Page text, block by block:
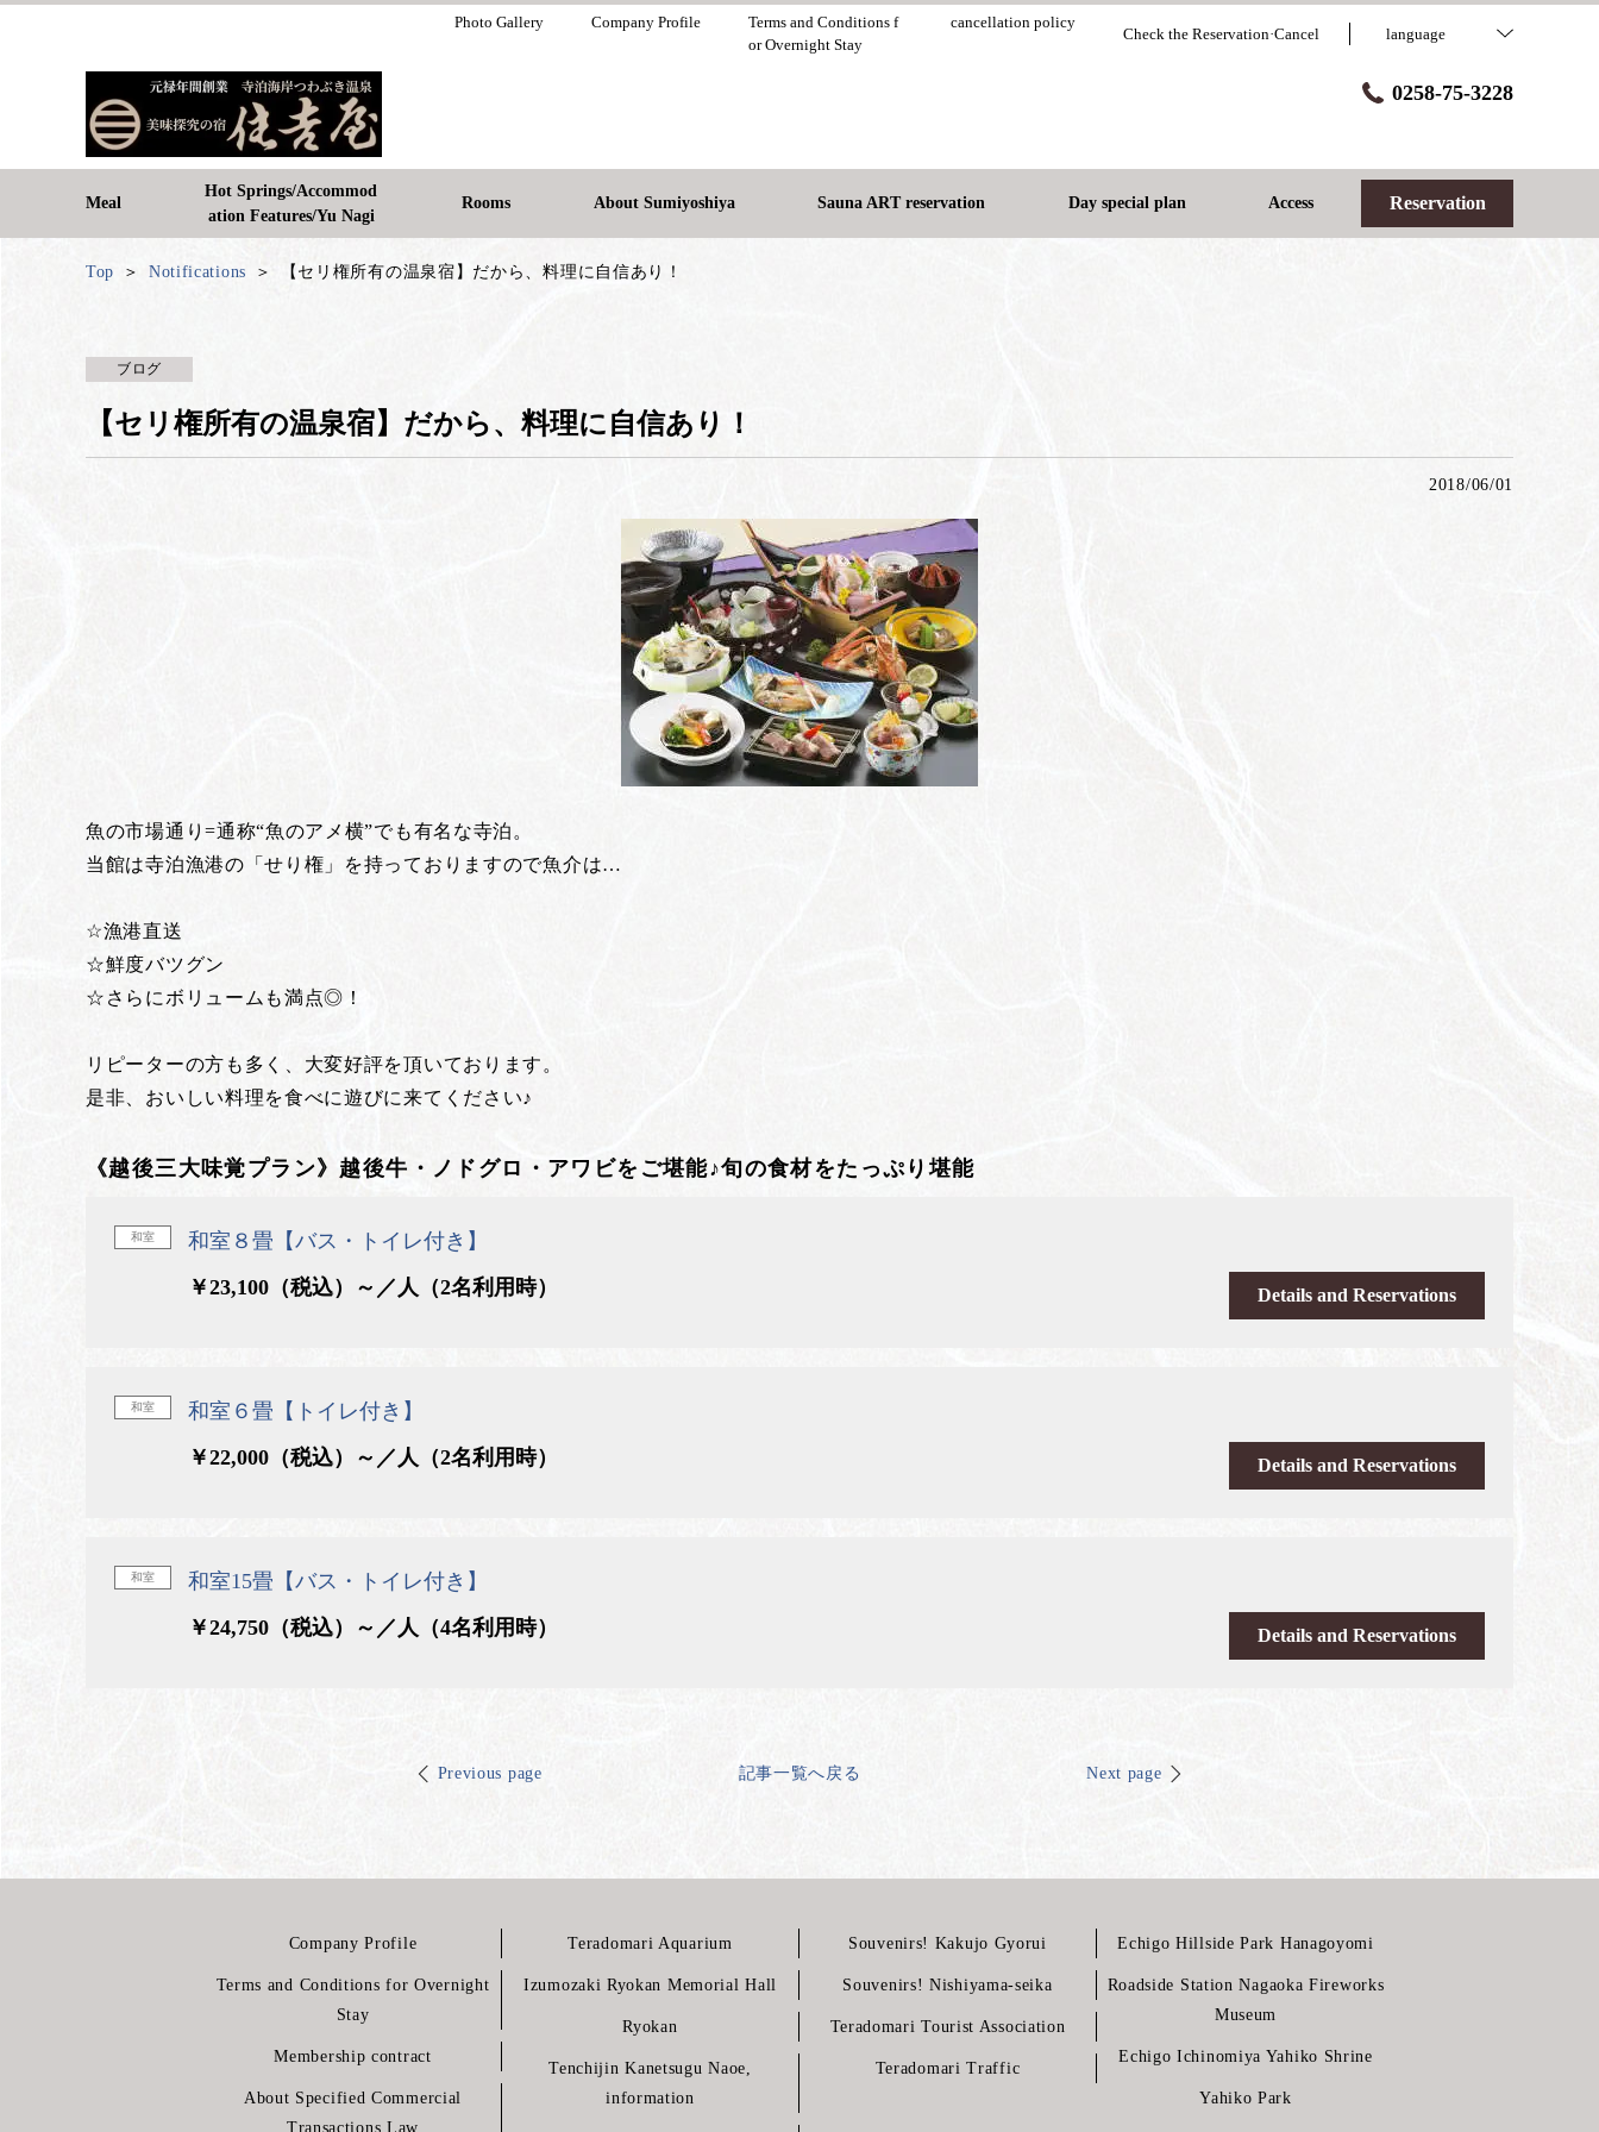
Photo Gallery Company Profile
Terms and Conditions f
or Overnight Stay
cancellation policy
Check the Reservation·Cancel language
0258-75-3228
Meal
Hot Springs/Accommod
ation Features/Yu Nagi
Rooms About Sumiyoshiya Sauna ART reservation Day special plan Access Reservation
Top Notifications 【セリ権所有の温泉宿】だから、料理に自信あり！
ブログ
【セリ権所有の温泉宿】だから、料理に自信あり！
2018/06/01
魚の市場通り=通称“魚のアメ横”でも有名な寺泊。
当館は寺泊漁港の「せり権」を持っておりますので魚介は…
☆漁港直送
☆鮮度バツグン
☆さらにボリュームも満点◎！
リピーターの方も多く、大変好評を頂いております。
是非、おいしい料理を食べに遊びに来てください♪
《越後三大味覚プラン》越後牛・ノドグロ・アワビをご堪能♪旬の食材をたっぷり堪能
和室
和室８畳【バス・トイレ付き】
￥23,100（税込）～／人（2名利用時）
Details and Reservations
和室
和室６畳【トイレ付き】
￥22,000（税込）～／人（2名利用時）
Details and Reservations
和室
和室15畳【バス・トイレ付き】
￥24,750（税込）～／人（4名利用時）
Details and Reservations
Previous page 記事一覧へ戻る Next page
Company Profile
Terms and Conditions for Overnight
Stay
Membership contract
About Specified Commercial
Transactions Law
Teradomari Aquarium
Izumozaki Ryokan Memorial Hall
Ryokan
Tenchijin Kanetsugu Naoe,
information
Souvenirs! Kakujo Gyorui
Souvenirs! Nishiyama-seika
Teradomari Tourist Association
Teradomari Traffic
Echigo Hillside Park Hanagoyomi
Roadside Station Nagaoka Fireworks
Museum
Echigo Ichinomiya Yahiko Shrine
Yahiko Park